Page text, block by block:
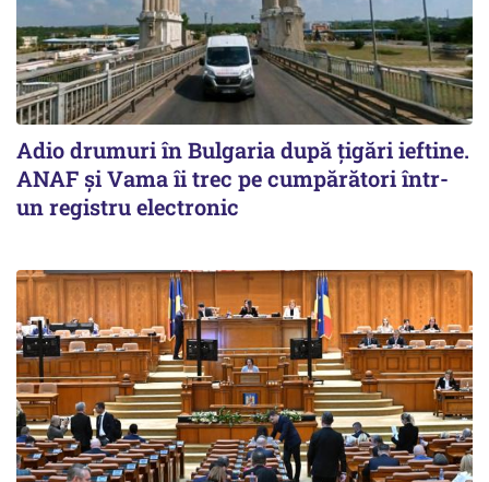
Adio drumuri în Bulgaria după țigări ieftine.
ANAF și Vama îi trec pe cumpărători într-
un registru electronic